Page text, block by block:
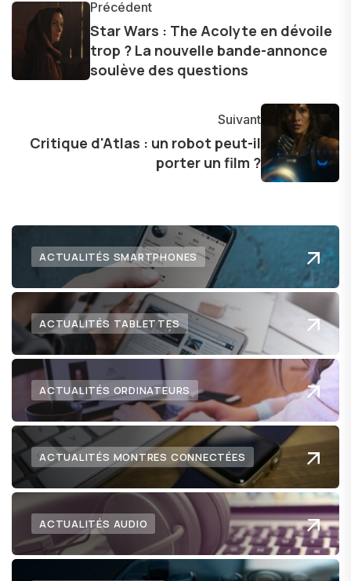
informations précises et pertinentes pour aider
les consommateurs à comprendre et à naviguer
dans le paysage technologique en constante
évolution.
Précédent
Star Wars : The Acolyte en dévoile
trop ? La nouvelle bande-annonce
soulève des questions
Suivant
Critique d'Atlas : un robot peut-il
porter un film ?
ACTUALITÉS SMARTPHONES
ACTUALITÉS TABLETTES
ACTUALITÉS ORDINATEURS
ACTUALITÉS MONTRES CONNECTÉES
ACTUALITÉS AUDIO